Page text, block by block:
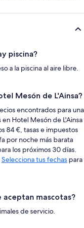
piscina?
a la piscina al aire libre.
Mesón de L'Ainsa?
encontrados para una
Hotel Mesón de L'Ainsa
84 €, tasas e impuestos
por noche más barata
los próximos 30 días.
Selecciona tus fechas para
aceptan mascotas?
de servicio.